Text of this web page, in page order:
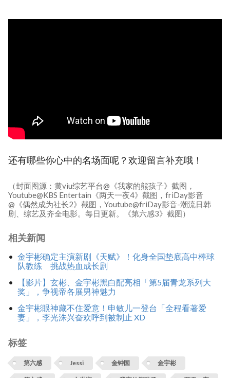
还有哪些你心中的名场面呢？欢迎留言补充哦！
（封面图源：黄viu综艺平台@《我家的熊孩子》截图，
Youtube@KBS Entertain《两天一夜4》截图，friDay影音
@《偶然成为社长2》截图，Youtube@friDay影音-潮流日韩
剧、综艺及齐全电影。每日更新。《第六感3》截图）
相关新闻
金宇彬确定主演新剧《天赋》！化身全国垫底高中棒球
队教练 挑战热血成长剧
【影片】玄彬、金宇彬黑白配亮相「第5届青龙系列大
奖」，争视帝各展男神魅力
金宇彬眼神藏不住爱意！申敏儿一登台「全程看著爱
妻」，李光洙兴奋欢呼到被制止 XD
标签
第六感 Jessi 金钟国 金宇彬